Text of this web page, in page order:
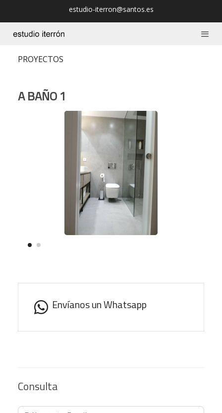
estudio-iterron@santos.es
PROYECTOS
A BAÑO 1
Envíanos un Whatsapp
Consulta